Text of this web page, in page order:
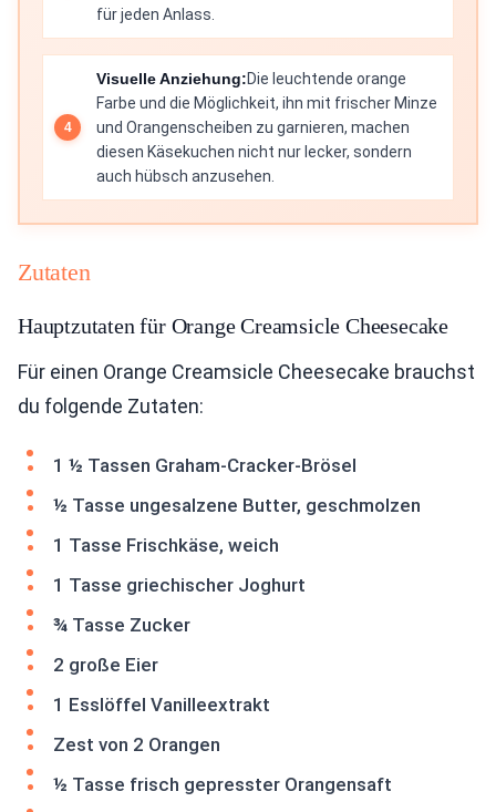
für jeden Anlass.
Visuelle Anziehung:Die leuchtende orange
Farbe und die Möglichkeit, ihn mit frischer Minze
und Orangenscheiben zu garnieren, machen
diesen Käsekuchen nicht nur lecker, sondern
auch hübsch anzusehen.
Zutaten
Hauptzutaten für Orange Creamsicle Cheesecake
Für einen Orange Creamsicle Cheesecake brauchst
du folgende Zutaten:
1 ½ Tassen Graham-Cracker-Brösel
½ Tasse ungesalzene Butter, geschmolzen
1 Tasse Frischkäse, weich
1 Tasse griechischer Joghurt
¾ Tasse Zucker
2 große Eier
1 Esslöffel Vanilleextrakt
Zest von 2 Orangen
½ Tasse frisch gepresster Orangensaft